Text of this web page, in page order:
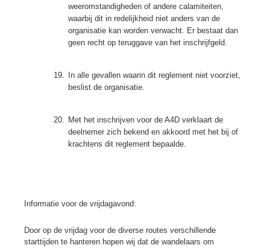
weeromstandigheden of andere calamiteiten,
waarbij dit in redelijkheid niet anders van de
organisatie kan worden verwacht. Er bestaat dan
geen recht op teruggave van het inschrijfgeld.
19.
In alle gevallen waarin dit reglement niet voorziet,
beslist de organisatie.
20. Met het inschrijven voor de A4D verklaart de
deelnemer zich bekend en akkoord met het bij of
krachtens dit reglement bepaalde.
Informatie voor de vrijdagavond:
Door op de vrijdag voor de diverse routes verschillende
starttijden te hanteren hopen wij dat de wandelaars om